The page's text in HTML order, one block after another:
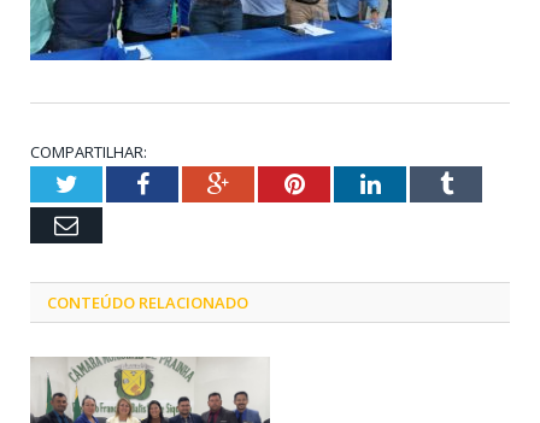
COMPARTILHAR:
TwitterFacebookGoogle+PinterestLinkedInTumblr
Email
CONTEÚDO RELACIONADO